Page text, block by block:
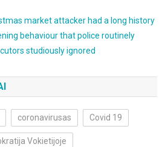
market attacker had a long history
behaviour that police routinely
studiously ignored
coronavirusas Covid 19
Vokietijoje